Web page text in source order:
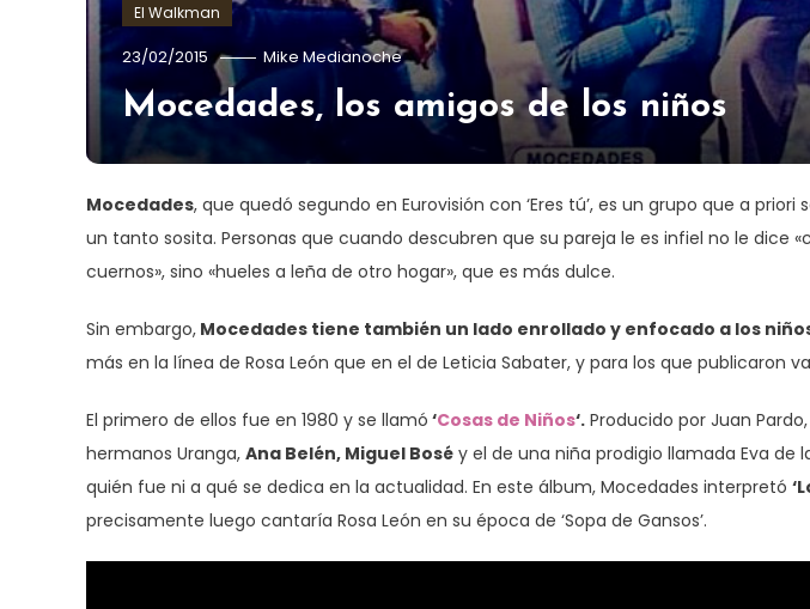
El Walkman
23/02/2015 Mike Medianoche
Mocedades, los amigos de los niños
Mocedades, que quedó segundo en Eurovisión con ‘Eres tú’, es un grupo que a
un tanto sosita. Personas que cuando descubren que su pareja le es infiel no le dice
cuernos», sino «hueles a leña de otro hogar», que es más dulce.
Sin embargo, Mocedades tiene también un lado enrollado y enfocado a los
más en la línea de Rosa León que en el de Leticia Sabater, y para los que publicaron
El primero de ellos fue en 1980 y se llamó ‘Cosas de Niños‘. Producido por Juan
hermanos Uranga, Ana Belén, Miguel Bosé y el de una niña prodigio llamada Eva de
quién fue ni a qué se dedica en la actualidad. En este álbum, Mocedades interpretó
precisamente luego cantaría Rosa León en su época de ‘Sopa de Gansos’.